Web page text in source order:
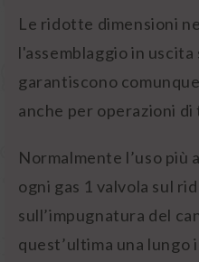
Le ridotte dimensioni
l'assemblaggio in
garantiscono
anche per operazioni di
Normalmente l’uso
ogni gas 1 valvola sul
sull’impugnatura del
quest’ultima una lungo